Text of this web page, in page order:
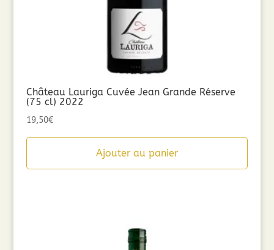
Château Lauriga Cuvée Jean Grande Réserve
(75 cl) 2022
19,50€
Ajouter au panier